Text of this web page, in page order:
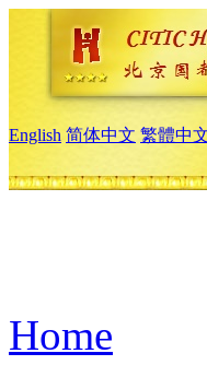
English 简体中文 繁體中
Home